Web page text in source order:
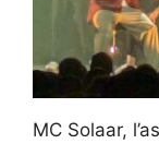
MC Solaar,